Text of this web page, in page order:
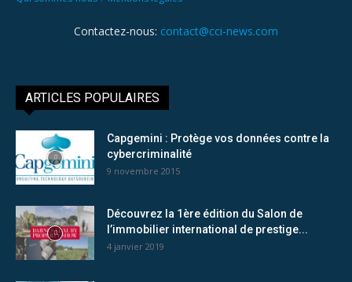
Contactez-nous: contact@cci-news.com
ARTICLES POPULAIRES
Capgemini : Protège vos données contre la
cybercriminalité
9 novembre 2015
Découvrez la 1ère édition du Salon de
l’immobilier international de prestige...
4 janvier 2019